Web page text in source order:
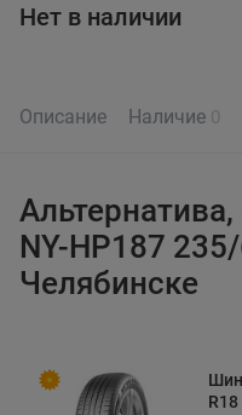
Нет в наличии
Описание Наличие 0
NY-HP187
Челябинске